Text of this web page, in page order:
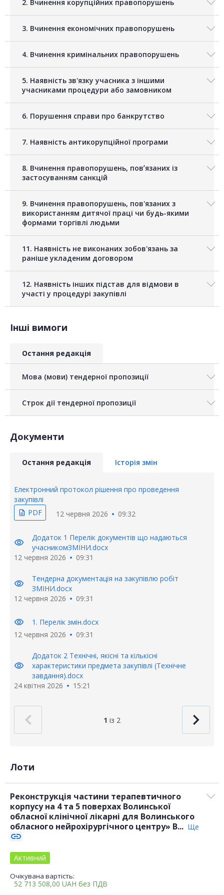
2. Вчинення корупційних правопорушень
3. Вчинення економічних правопорушень
4. Вчинення кримінальних правопорушень
5. Наявність зв'язку учасника з іншими
учасниками процедури або замовником
6. Порушення справи про банкрутство
7. Наявність антикорупційної програми
8. Вчинення правопорушень, повʼязаних із
застосуванням санкцій
9. Вчинення правопорушень, пов'язаних з
використанням дитячої праці чи будь-якими
формами торгівлі людьми
11. Наявність не виконаних зобов'язань за
раніше укладеним договором
12. Наявність інших підстав для відмови в
участі у процедурі закупівлі
Інші вимоги
Остання редакція
Мова (мови) тендерної пропозиції
Строк дії тендерної пропозиції
Документи
Остання редакція Історія змін
Електронний протокол рішення про проведення
закупівлі
description PDF 12 червня 2026 09:32
visibility
Додаток 1 Перелік документів що надаються
учасникомЗМІНИ.docx
12 червня 2026
09:31
visibility
Тендерна документація на закупівлю робіт
ЗМІНИ.docx
12 червня 2026
09:31
visibility
1. Перелік змін.docx
12 червня 2026
09:31
visibility
Додаток 2 Технічні, якісні та кількісні
характеристики предмета закупівлі (Технічне
завдання).docx
24 квітня 2026
15:21
1 із 2
Лоти
Реконструкція частини терапевтичного
корпусу на 4 та 5 поверхах Волинської
обласної клінічної лікарні для Волинського
обласного нейрохірургічного центру» В... Ще
link
Очікувана вартість:
52 713 508,00 UAH без ПДВ
Активний